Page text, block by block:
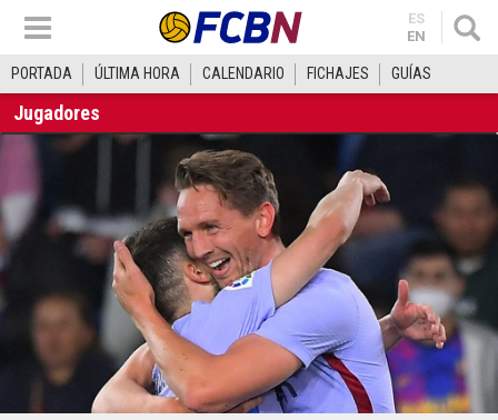
ES
EN
PORTADA ÚLTIMA HORA CALENDARIO FICHAJES GUÍAS
Jugadores